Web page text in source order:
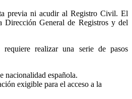
previa ni acudir al Registro Civil. El
Dirección General de Registros y del
requiere realizar una serie de pasos
nacionalidad española.
exigible para el acceso a la